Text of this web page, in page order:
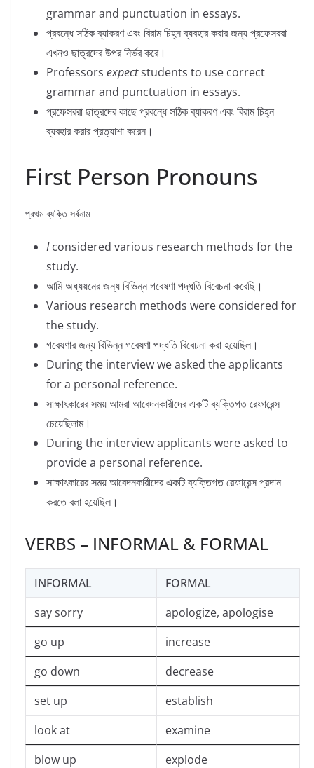
grammar and punctuation in essays.
প্রবন্ধে সঠিক ব্যাকরণ এবং বিরাম চিহ্ন ব্যবহার করার জন্য প্রফেসররা
এখনও ছাত্রদের উপর নির্ভর করে।
Professors expectstudents to use correct
grammar and punctuation in essays.
প্রফেসররা ছাত্রদের কাছে প্রবন্ধে সঠিক ব্যাকরণ এবং বিরাম চিহ্ন
ব্যবহার করার প্রত্যাশা করেন।
First Person Pronouns
প্রথম ব্যক্তি সর্বনাম
Iconsidered various research methods for the
study.
আমি অধ্যয়নের জন্য বিভিন্ন গবেষণা পদ্ধতি বিবেচনা করেছি।
Various research methods were considered for
the study.
গবেষণার জন্য বিভিন্ন গবেষণা পদ্ধতি বিবেচনা করা হয়েছিল।
During the interview we asked the applicants
for a personal reference.
সাক্ষাৎকারের সময় আমরা আবেদনকারীদের একটি ব্যক্তিগত রেফারেন্স
চেয়েছিলাম।
During the interview applicants were asked to
provide a personal reference.
সাক্ষাৎকারের সময় আবেদনকারীদের একটি ব্যক্তিগত রেফারেন্স প্রদান
করতে বলা হয়েছিল।
VERBS – INFORMAL & FORMAL
INFORMAL
FORMAL
say sorry
apologize, apologise
go up
increase
go down
decrease
set up
establish
look at
examine
blow up
explode